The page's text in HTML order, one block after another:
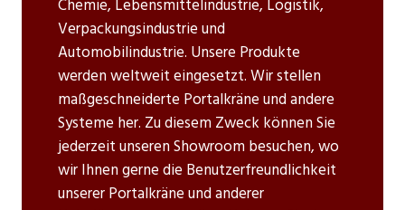
Chemie, Lebensmittelindustrie, Logistik,
Verpackungsindustrie und
Automobilindustrie. Unsere Produkte
werden weltweit eingesetzt. Wir stellen
maßgeschneiderte Portalkräne und andere
Systeme her. Zu diesem Zweck können Sie
jederzeit unseren Showroom besuchen, wo
wir Ihnen gerne die Benutzerfreundlichkeit
unserer Portalkräne und anderer